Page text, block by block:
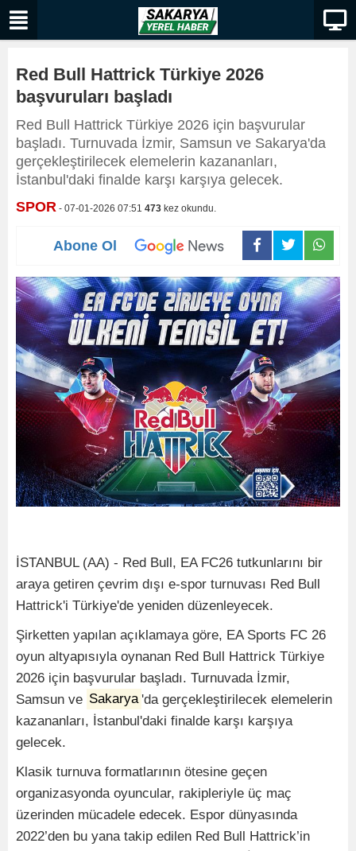
Red Bull Hattrick Türkiye 2026
başvuruları başladı
Red Bull Hattrick Türkiye 2026 için başvurular
başladı. Turnuvada İzmir, Samsun ve Sakarya'da
gerçekleştirilecek elemelerin kazananları,
İstanbul'daki finalde karşı karşıya gelecek.
SPOR - 07-01-2026 07:51 473 kez okundu.
Abone Ol
İSTANBUL (AA) - Red Bull, EA FC26 tutkunlarını bir
araya getiren çevrim dışı e-spor turnuvası Red Bull
Hattrick'i Türkiye'de yeniden düzenleyecek.
Şirketten yapılan açıklamaya göre, EA Sports FC 26
oyun altyapısıyla oynanan Red Bull Hattrick Türkiye
2026 için başvurular başladı. Turnuvada İzmir,
Samsun ve Sakarya'da gerçekleştirilecek elemelerin
kazananları, İstanbul'daki finalde karşı karşıya
gelecek.
Klasik turnuva formatlarının ötesine geçen
organizasyonda oyuncular, rakipleriyle üç maç
üzerinden mücadele edecek. Espor dünyasında
2022’den bu yana takip edilen Red Bull Hattrick’in